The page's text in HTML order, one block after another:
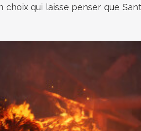
qui laisse penser que